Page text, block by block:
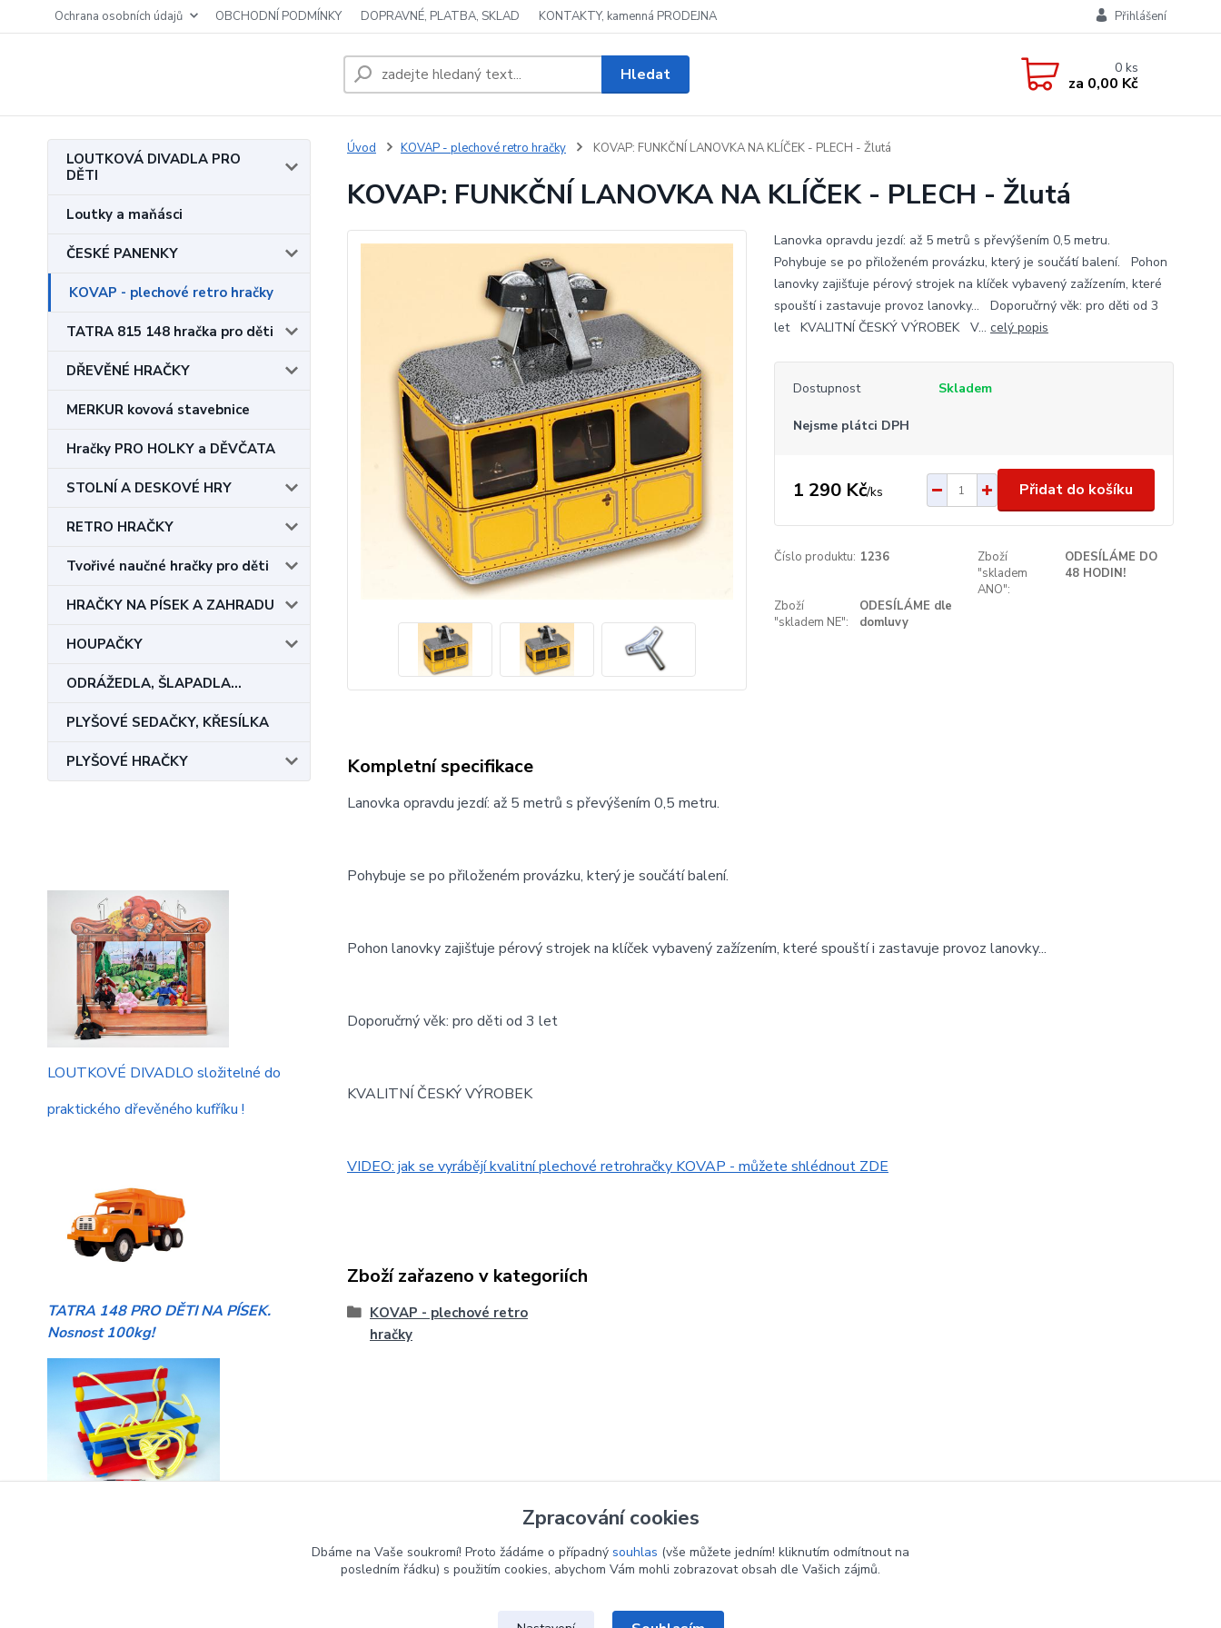
Ochrana osobních údajů OBCHODNÍ PODMÍNKY DOPRAVNÉ, PLATBA, SKLAD KONTAKTY, kamenná PRODEJNA Přihlášení
Hledat 0ks
za 0,00 Kč
LOUTKOVÁ DIVADLA PRO
DĚTI
Loutky a maňásci
ČESKÉ PANENKY
KOVAP - plechové retro hračky
TATRA 815 148 hračka pro děti
DŘEVĚNÉ HRAČKY
MERKUR kovová stavebnice
Hračky PRO HOLKY a DĚVČATA
STOLNÍ A DESKOVÉ HRY
RETRO HRAČKY
Tvořivé naučné hračky pro děti
HRAČKY NA PÍSEK A ZAHRADU
HOUPAČKY
ODRÁŽEDLA, ŠLAPADLA...
PLYŠOVÉ SEDAČKY, KŘESÍLKA
PLYŠOVÉ HRAČKY
LOUTKOVÉ DIVADLO složitelné do
praktického dřevěného kufříku !
TATRA 148 PRO DĚTI NA PÍSEK.
Nosnost 100kg!
Úvod KOVAP - plechové retro hračky KOVAP: FUNKČNÍ LANOVKA NA KLÍČEK - PLECH - Žlutá
KOVAP: FUNKČNÍ LANOVKA NA KLÍČEK - PLECH - Žlutá
Lanovka opravdu jezdí: až 5 metrů s převýšením 0,5 metru.
Pohybuje se po přiloženém provázku, který je součátí balení. Pohon
lanovky zajišťuje pérový strojek na klíček vybavený zažízením, které
spouští i zastavuje provoz lanovky... Doporučrný věk: pro děti od 3
let KVALITNÍ ČESKÝ VÝROBEK V... celý popis
Dostupnost Skladem
Nejsme plátci DPH
1 290 Kč/ks Přidat do košíku
Číslo produktu: 1236
Zboží
"skladem
ANO":
ODESÍLÁME DO
48 HODIN!
Zboží
"skladem NE":
ODESÍLÁME dle
domluvy
Kompletní specifikace
Lanovka opravdu jezdí: až 5 metrů s převýšením 0,5 metru.
Pohybuje se po přiloženém provázku, který je součátí balení.
Pohon lanovky zajišťuje pérový strojek na klíček vybavený zažízením, které spouští i zastavuje provoz lanovky...
Doporučrný věk: pro děti od 3 let
KVALITNÍ ČESKÝ VÝROBEK
VIDEO: jak se vyrábějí kvalitní plechové retrohračky KOVAP - můžete shlédnout ZDE
Zboží zařazeno v kategoriích
KOVAP - plechové retro
hračky
Upravit sběr cookies.
Zpracování cookies
Dbáme na Vaše soukromí! Proto žádáme o případný souhlas (vše můžete jedním! kliknutím odmítnout na
posledním řádku) s použitím cookies, abychom Vám mohli zobrazovat obsah dle Vašich zájmů.